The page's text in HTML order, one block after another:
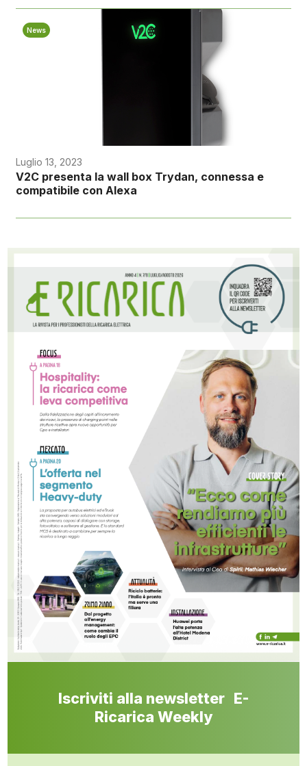
News
Luglio 13, 2023
V2C presenta la wall box Trydan, connessa e
compatibile con Alexa
Iscriviti alla newsletter E-
Ricarica Weekly